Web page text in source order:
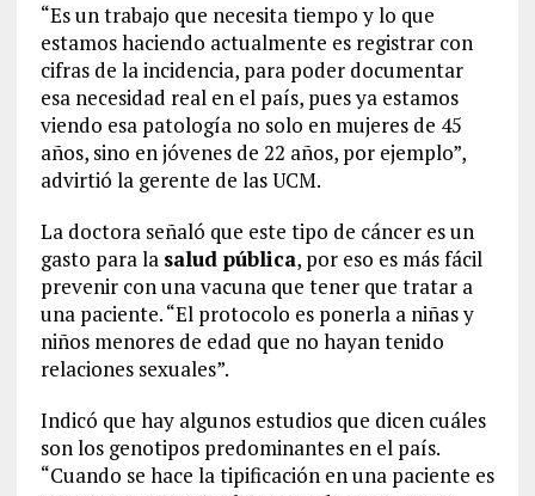
“Es un trabajo que necesita tiempo y lo que
estamos haciendo actualmente es registrar con
cifras de la incidencia, para poder documentar
esa necesidad real en el país, pues ya estamos
viendo esa patología no solo en mujeres de 45
años, sino en jóvenes de 22 años, por ejemplo”,
advirtió la gerente de las UCM.
La doctora señaló que este tipo de cáncer es un
gasto para la salud pública, por eso es más fácil
prevenir con una vacuna que tener que tratar a
una paciente. “El protocolo es ponerla a niñas y
niños menores de edad que no hayan tenido
relaciones sexuales”.
Indicó que hay algunos estudios que dicen cuáles
son los genotipos predominantes en el país.
“Cuando se hace la tipificación en una paciente es